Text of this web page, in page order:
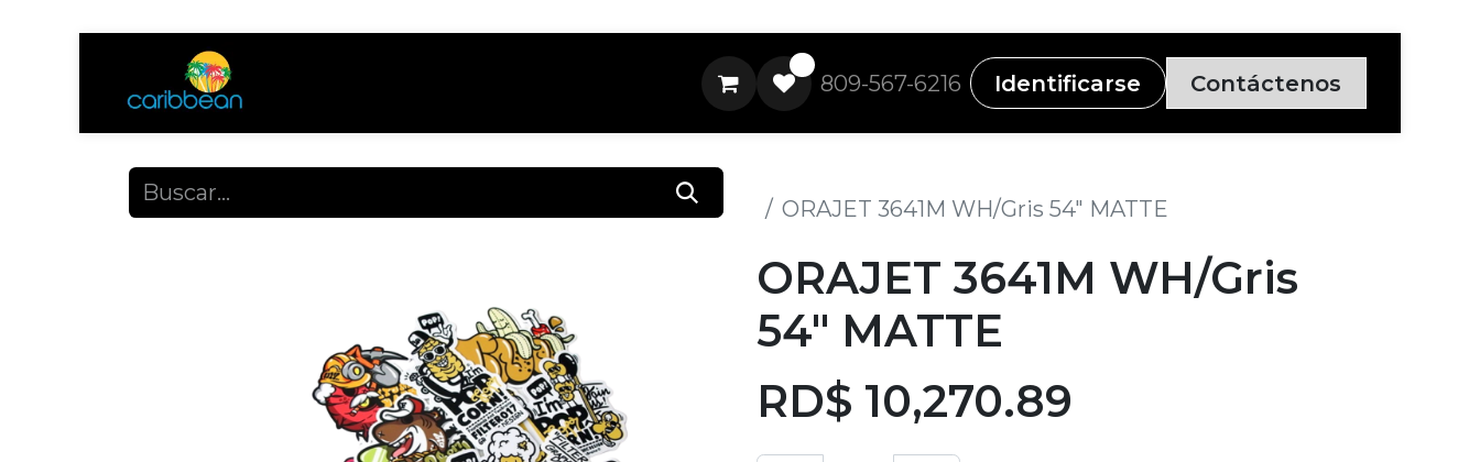
809-567-6216 Identificarse Contáctenos
ORAJET 3641M WH/Gris 54" MATTE
ORAJET 3641M WH/Gris
54" MATTE
RD$ 10,270.89